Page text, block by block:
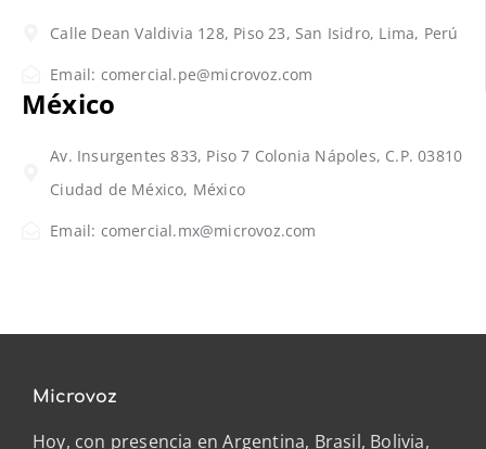
Calle Dean Valdivia 128, Piso 23, San Isidro, Lima, Perú
Email: comercial.pe@microvoz.com
México
Av. Insurgentes 833, Piso 7 Colonia Nápoles, C.P. 03810
Ciudad de México, México
Email: comercial.mx@microvoz.com
Microvoz
Hoy, con presencia en Argentina, Brasil, Bolivia,